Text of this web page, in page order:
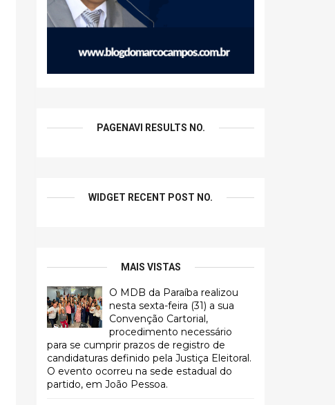
PAGENAVI RESULTS NO.
WIDGET RECENT POST NO.
MAIS VISTAS
O MDB da Paraíba realizou
nesta sexta-feira (31) a sua
Convenção Cartorial,
procedimento necessário
para se cumprir prazos de registro de
candidaturas definido pela Justiça Eleitoral.
O evento ocorreu na sede estadual do
partido, em João Pessoa.